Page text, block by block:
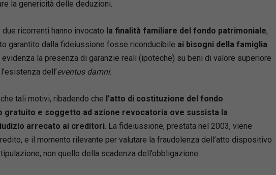
Gabriele Voltaggio
crediti ed esecuzione forzata. Professionista delegato
e custode giudiziario presso il Tribunale di Roma, è
autore di contributi e formulari in materia esecutiva.
Fondatore e curatore di Giuricivile.it.
la genericità delle deduzioni.
ricorrenti hanno invocato la finalità familiare del fondo patrimoniale,
garantito dalla fideiussione fosse riconducibile ai bisogni della famiglia.
la presenza di garanzie reali (ipoteche) su beni di valore superiore
dell’eventus damni.
tali motivi, ribadendo che l’atto di costituzione del fondo
gratuito e soggetto ad azione revocatoria ove sussista la
arrecato ai creditori. La fideiussione, prestata nel 2003, viene
e il momento rilevante per valutare la fraudolenza dell’atto dispositivo
non quello della scadenza dell’obbligazione.